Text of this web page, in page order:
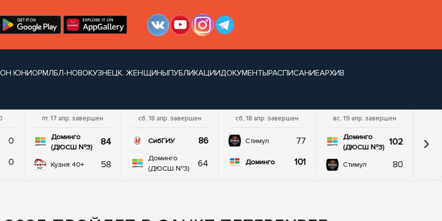
ЮНИОРМЛБЛ-НОВОКУЗНЕЦК. ЖЕНЩИНЫПУБЛИКАЦИИДОКУМЕНТЫРАСПИСАНИЕАРХИВ
0
0
пт, 17 апр. завершен
Доминго
(ДЮСШ №3)
84
Кузня 40+ 58
сб, 18 апр. завершен
СибГИУ 86
Доминго
(ДЮСШ №3)
64
сб, 18 апр. завершен
Стимул 77
Доминго 101
вс, 19 апр. завершен
Доминго
(ДЮСШ №3)
102
Стимул 80